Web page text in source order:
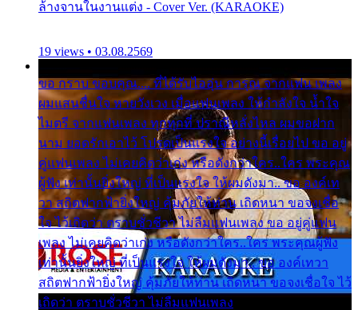
ล้างจานในงานแต่ง - Cover Ver. (KARAOKE)
19 views • 03.08.2569
ขอ กราบ ขอบคุณ.... ที่ได้รับไออุ่น การุณ จากแฟน เพลง
ผมแสนชื่นใจ หายวังเวง เมื่อแฟนเพลง ให้กำลังใจ น้ำใจ
ไมตรี จากแฟนเพลง ทุกทุกที่ ปราณีหลั่งไหล ผมขอฝาก
นาม ยอดรักเอาไว้ โปรดเป็นแรงใจ อย่างนี้เรื่อยไป ขอ อยู่
คู่แฟนเพลง ไม่เคยคิดว่าเก่ง หรือดังกว่าใคร..ใคร พระคุณ
ผู้ฟัง เท่านั้นยิ่งใหญ่ ที่เป็นแรงใจ ให้ผมดังมา.. ขอ องค์เท
วา สถิตฟากฟ้ายิ่งใหญ่ คุ้มภัยให้ท่าน เถิดหนา ขอจงเชื่อ
ใจ ไว้เถิดว่า ตราบชั่วชีวา ไม่ลืมแฟนเพลง ขอ อยู่คู่แฟน
เพลง ไม่เคยคิดว่าเก่ง หรือดังกว่าใคร..ใคร พระคุณผู้ฟัง
เท่านั้นยิ่งใหญ่ ที่เป็นแรงใจ ให้ผมดังมา.. ขอ องค์เทวา
สถิตฟากฟ้ายิ่งใหญ่ คุ้มภัยให้ท่าน เถิดหนา ขอจงเชื่อใจ ไว้
เถิดว่า ตราบชั่วชีวา ไม่ลืมแฟนเพลง